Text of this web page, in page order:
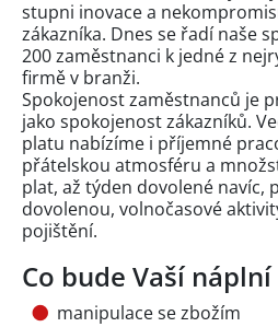
stupni inovace a
zákazníka. Dnes se řadí naše
200 zaměstnanci k jedné z
firmě v branži.
Spokojenost zaměstnanců je
jako spokojenost zákazníků.
platu nabízíme i příjemné
přátelskou atmosféru a
plat, až týden dovolené navíc,
dovolenou, volnočasové
pojištění.
Co bude Vaší
manipulace se zbožím